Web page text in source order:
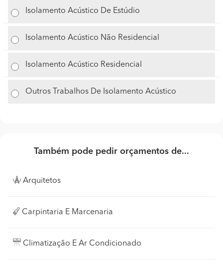
Isolamento Acústico De Estúdio
Isolamento Acústico Não Residencial
Isolamento Acústico Residencial
Outros Trabalhos De Isolamento Acústico
Também pode pedir orçamentos de...
Arquitetos
Carpintaria E Marcenaria
Climatização E Ar Condicionado